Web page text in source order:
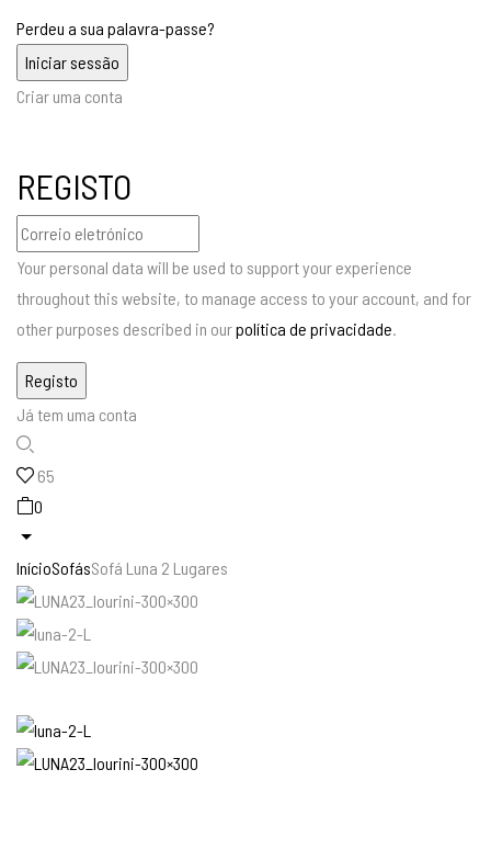
Perdeu a sua palavra-passe?
Criar uma conta
REGISTO
Your personal data will be used to support your experience
throughout this website, to manage access to your account, and for
other purposes described in ourpolítica de privacidade.
Já tem uma conta
65
0
InícioSofásSofá Luna 2 Lugares